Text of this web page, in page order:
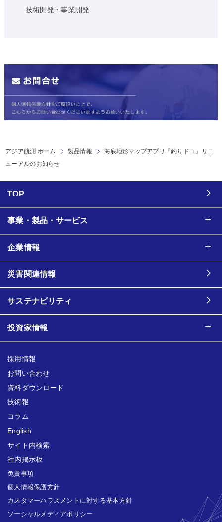
技術開発・事業開発
アジア航測 ホーム 製品情報
海底地形マップアプリ『釣りドコ』リニ
ューアルのお知らせ
TOP
事業・製品・サービス
企業情報
災害関連情報
サステナビリティ
投資家情報
採用情報
お問い合わせ
資料ダウンロード
技術報
コラム
English
サイト内検索
社内掲示板
免責事項
個人情報保護方針
カスタマーハラスメントに対する基本方針
ソーシャルメディアポリシー